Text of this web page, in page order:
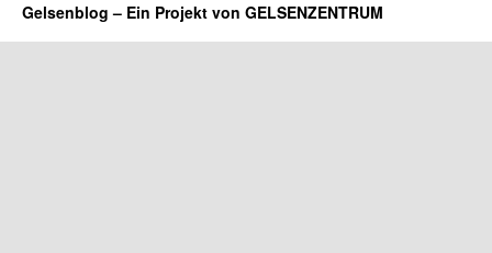
Gelsenblog – Ein Projekt von GELSENZENTRUM